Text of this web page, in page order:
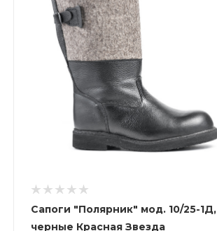
Сапоги "Полярник" мод. 10/25-1Д,
черные Красная Звезда